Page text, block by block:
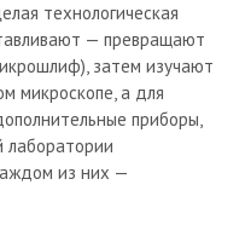
технологическая
— превращают
затем изучают
микроскопе, а для
приборы,
из них —